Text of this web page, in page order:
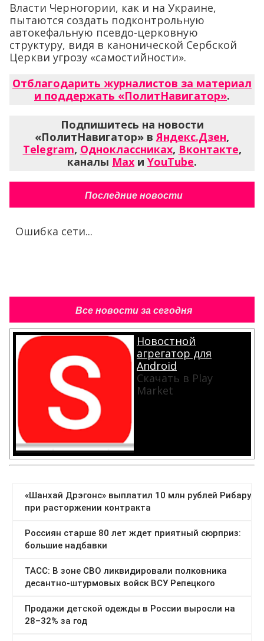
Власти Черногории, как и на Украине,
пытаются создать подконтрольную
автокефальную псевдо-церковную
структуру, видя в канонической Сербской
Церкви угрозу «самостийности».
Отблагодарить журналистов за материал
и поддержать «ПолитНавигатор».
Подпишитесь на новости
«ПолитНавигатор» вЯндекс.Дзен,
Telegram, Одноклассниках, Вконтакте,
каналы Max и YouTube.
Последние новости
Ошибка сети...
Все новости за сегодня
Новостной
агрегатор для
Android
Скачать в Play
Market